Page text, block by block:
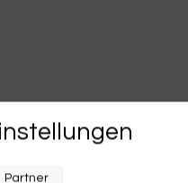
geht’s zurück – auf
Partner